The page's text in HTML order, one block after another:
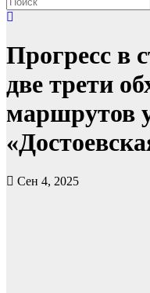
Прогресс в
две трети
маршрутов
Сен 4, 2025